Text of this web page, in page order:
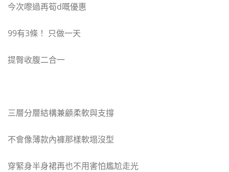
今次嚟過再筍d嘅優惠
99有3條！ 只做一天
提臀收腹二合一
三層分層結構兼顧柔軟與支撐
不會像薄款內褲那樣軟塌沒型
穿緊身半身裙再也不用害怕尷尬走光